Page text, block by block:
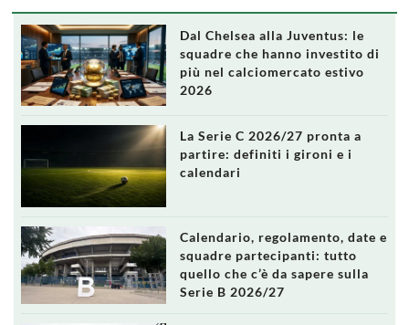
Dal Chelsea alla Juventus: le
squadre che hanno investito di
più nel calciomercato estivo
2026
La Serie C 2026/27 pronta a
partire: definiti i gironi e i
calendari
Calendario, regolamento, date e
squadre partecipanti: tutto
quello che c’è da sapere sulla
Serie B 2026/27